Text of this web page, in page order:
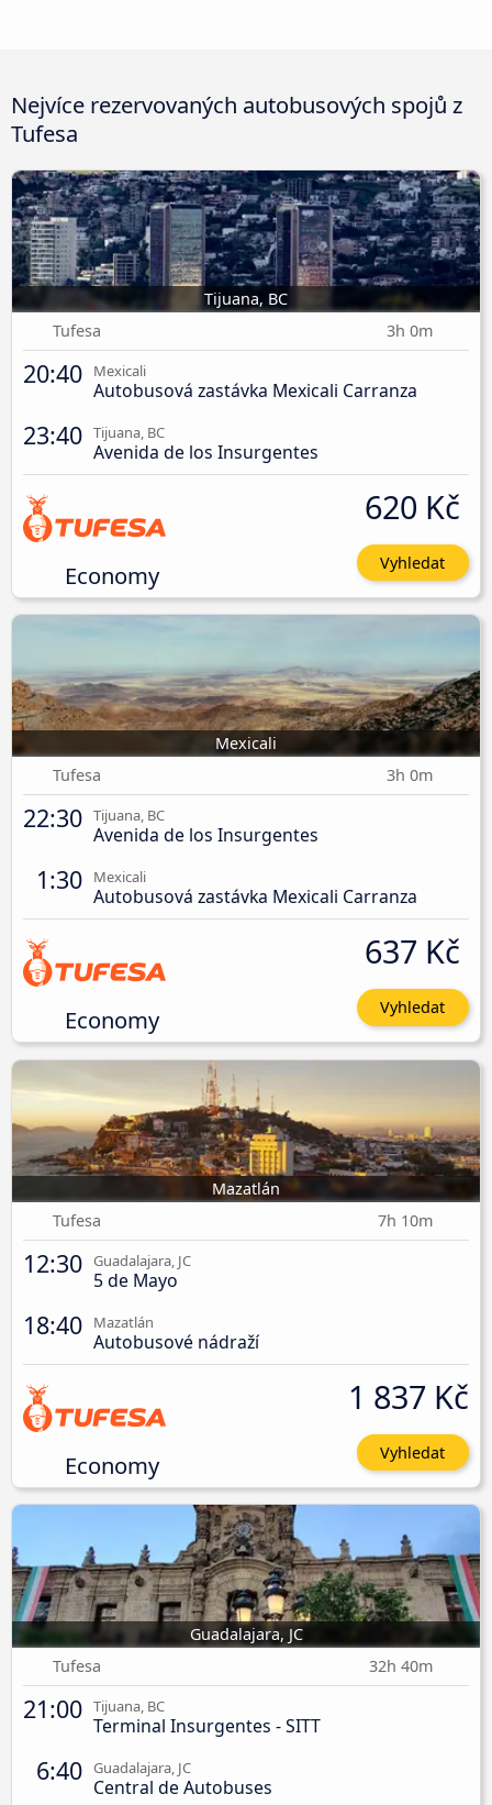
Nejvíce rezervovaných autobusových spojů z
Tufesa
Tijuana, BC
Tufesa
3h 0m
20:40 Mexicali
Autobusová zastávka Mexicali Carranza
23:40 Tijuana, BC
Avenida de los Insurgentes
Economy
620 Kč
Vyhledat
Mexicali
Tufesa
3h 0m
22:30 Tijuana, BC
Avenida de los Insurgentes
1:30 Mexicali
Autobusová zastávka Mexicali Carranza
Economy
637 Kč
Vyhledat
Mazatlán
Tufesa
7h 10m
12:30 Guadalajara, JC
5 de Mayo
18:40 Mazatlán
Autobusové nádraží
Economy
1 837 Kč
Vyhledat
Guadalajara, JC
Tufesa
32h 40m
21:00 Tijuana, BC
Terminal Insurgentes - SITT
6:40 Guadalajara, JC
Central de Autobuses